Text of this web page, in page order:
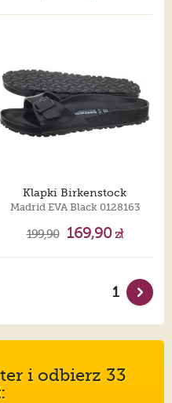
Klapki Birkenstock
Madrid EVA Black 0128163
199,90 169,90zł
1
i odbierz 33